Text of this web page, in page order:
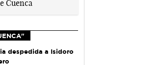
despedida a Isidoro